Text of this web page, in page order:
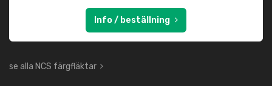
Info / beställning
se alla NCS färgfläktar